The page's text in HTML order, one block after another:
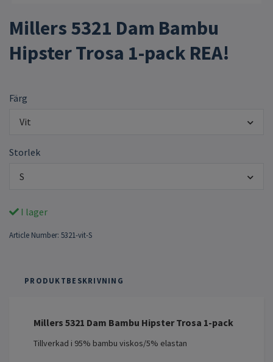
Millers 5321 Dam Bambu
Hipster Trosa 1-pack REA!
Färg
Vit
Storlek
S
I lager
Article Number: 5321-vit-S
PRODUKTBESKRIVNING
Millers 5321 Dam Bambu Hipster Trosa 1-pack
Tillverkad i 95% bambu viskos/5% elastan